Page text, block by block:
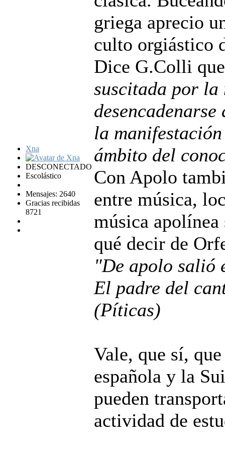
Xna
DESCONECTADO
Escolástico
Mensajes: 2640
Gracias recibidas
8721
griega aprecio
culto orgiástico
Dice G.Colli
suscitada por
la
ámbito del
Con Apolo
entre música,
música
qué decir de
"De apolo salió
El padre del
(Píticas)
Vale, que sí,
española y la
pueden
actividad de